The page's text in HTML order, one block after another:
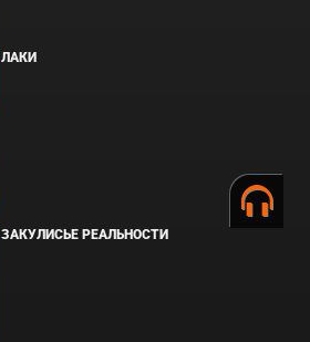
ЛАКИ
ЗАКУЛИСЬЕ РЕАЛЬНОСТИ